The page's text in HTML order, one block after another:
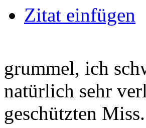
Zitat einfügen
grummel, ich
natürlich sehr
geschützten